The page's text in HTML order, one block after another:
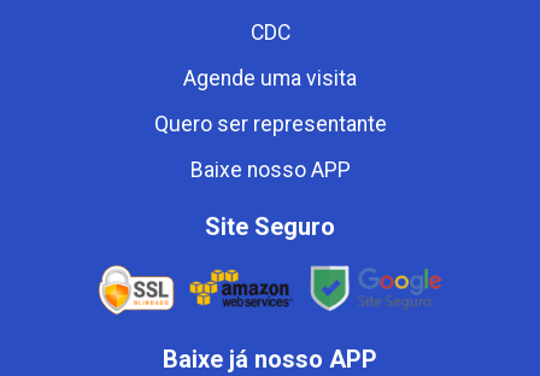
CDC
Agende uma visita
Quero ser representante
Baixe nosso APP
Site Seguro
Baixe já nosso APP